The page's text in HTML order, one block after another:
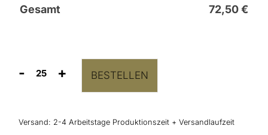
Gesamt 72,50€
-
Menükarten
als
+ BESTELLEN
Versand: 2-4 Arbeitstage Produktionszeit + Versandlaufzeit